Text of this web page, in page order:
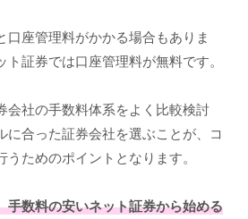
口座管理料がかかる場合もありま
証券では口座管理料が無料です。
会社の手数料体系をよく比較検討
に合った証券会社を選ぶことが、コ
ためのポイントとなります。
手数料の安いネット証券から始める